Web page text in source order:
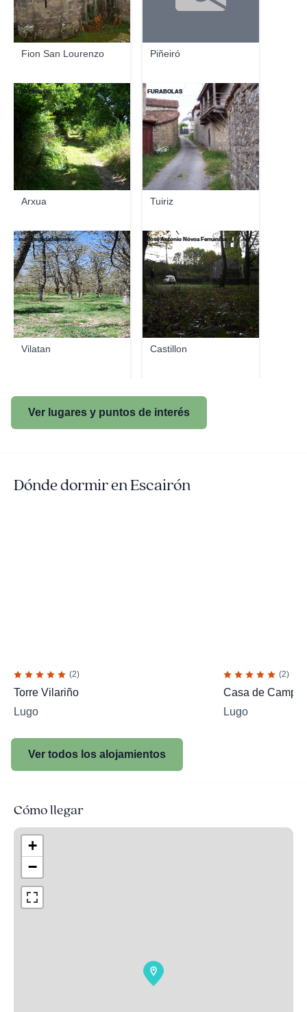
Fion San Lourenzo Piñeiró
Arxua
Rio Loña Or
Tuiriz
FURABOLAS
Vilatan
maiscargadadebombo
Castillon
José Antonio Nóvoa Fernández
Ver lugares y puntos de interés
Dónde dormir en Escairón
(2)
Torre Vilariño
Lugo
(2)
Casa de Campo
Lugo
Ver todos los alojamientos
Cómo llegar
+
−